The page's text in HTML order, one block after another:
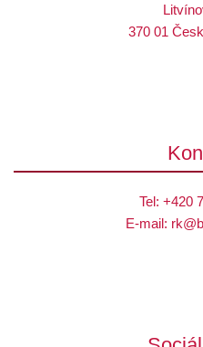
370 01
Tel: +420
E-mail: rk@